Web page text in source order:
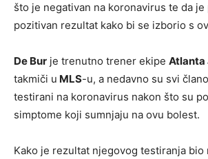
što je negativan na koronavirus te da
pozitivan rezultat kako bi se izborio s
De Bur je trenutno trener ekipe Atlanta
takmiči u MLS-u, a nedavno su svi
testirani na koronavirus nakon što su
simptome koji sumnjaju na ovu bolest.
Kako je rezultat njegovog testiranja bio